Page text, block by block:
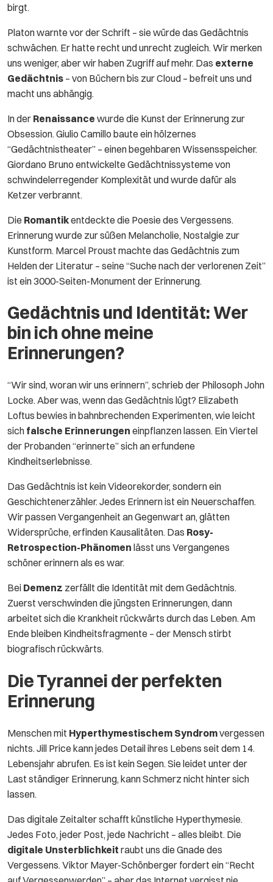
birgt.
Platon warnte vor der Schrift – sie würde das Gedächtnis
schwächen. Er hatte recht und unrecht zugleich. Wir merken
uns weniger, aber wir haben Zugriff auf mehr. Das externe
Gedächtnis – von Büchern bis zur Cloud – befreit uns und
macht uns abhängig.
In der Renaissance wurde die Kunst der Erinnerung zur
Obsession. Giulio Camillo baute ein hölzernes
“Gedächtnistheater” – einen begehbaren Wissensspeicher.
Giordano Bruno entwickelte Gedächtnissysteme von
schwindelerregender Komplexität und wurde dafür als
Ketzer verbrannt.
Die Romantikentdeckte die Poesie des Vergessens.
Erinnerung wurde zur süßen Melancholie, Nostalgie zur
Kunstform. Marcel Proust machte das Gedächtnis zum
Helden der Literatur – seine “Suche nach der verlorenen Zeit”
ist ein 3000-Seiten-Monument der Erinnerung.
Gedächtnis und Identität: Wer
bin ich ohne meine
Erinnerungen?
“Wir sind, woran wir uns erinnern”, schrieb der Philosoph John
Locke. Aber was, wenn das Gedächtnis lügt? Elizabeth
Loftus bewies in bahnbrechenden Experimenten, wie leicht
sich falsche Erinnerungen einpflanzen lassen. Ein Viertel
der Probanden “erinnerte” sich an erfundene
Kindheitserlebnisse.
Das Gedächtnis ist kein Videorekorder, sondern ein
Geschichtenerzähler. Jedes Erinnern ist ein Neuerschaffen.
Wir passen Vergangenheit an Gegenwart an, glätten
Widersprüche, erfinden Kausalitäten. Das Rosy-
Retrospection-Phänomen lässt uns Vergangenes
schöner erinnern als es war.
Bei Demenz zerfällt die Identität mit dem Gedächtnis.
Zuerst verschwinden die jüngsten Erinnerungen, dann
arbeitet sich die Krankheit rückwärts durch das Leben. Am
Ende bleiben Kindheitsfragmente – der Mensch stirbt
biografisch rückwärts.
Die Tyrannei der perfekten
Erinnerung
Menschen mit Hyperthymestischem Syndromvergessen
nichts. Jill Price kann jedes Detail ihres Lebens seit dem 14.
Lebensjahr abrufen. Es ist kein Segen. Sie leidet unter der
Last ständiger Erinnerung, kann Schmerz nicht hinter sich
lassen.
Das digitale Zeitalter schafft künstliche Hyperthymesie.
Jedes Foto, jeder Post, jede Nachricht – alles bleibt. Die
digitale Unsterblichkeit raubt uns die Gnade des
Vergessens. Viktor Mayer-Schönberger fordert ein “Recht